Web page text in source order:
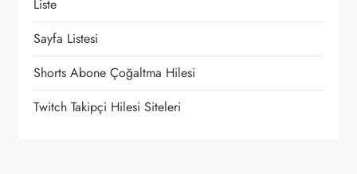
n
m
e
Liste
Sayfa Listesi
Shorts Abone Çoğaltma Hilesi
Twitch Takipçi Hilesi Siteleri